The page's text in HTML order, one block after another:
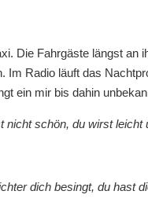
Die Fahrgäste längst an
Im Radio läuft das
ein mir bis dahin
schön, du wirst leicht
dich besingt, du hast